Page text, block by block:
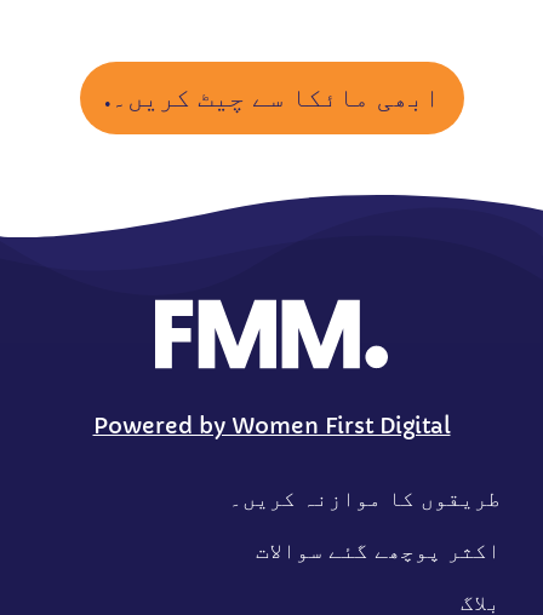
ابھی مائکا سے چیٹ کریں۔.
Powered by Women First Digital
طریقوں کا موازنہ کریں۔
اکثر پوچھے گئے سوالات
بلاگ